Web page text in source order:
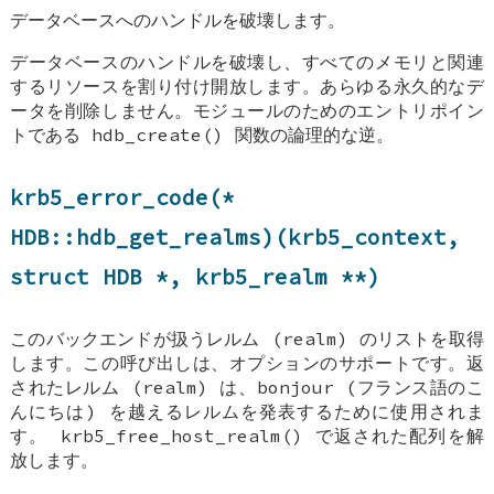
データベースへのハンドルを破壊します。
データベースのハンドルを破壊し、すべてのメモリと関連
するリソースを割り付け開放します。あらゆる永久的なデ
ータを削除しません。モジュールのためのエントリポイン
トである hdb_create() 関数の論理的な逆。
krb5_error_code(*
HDB::hdb_get_realms)(krb5_context,
struct HDB *, krb5_realm **)
このバックエンドが扱うレルム (realm) のリストを取得
します。この呼び出しは、オプションのサポートです。返
されたレルム (realm) は、bonjour (フランス語のこ
んにちは) を越えるレルムを発表するために使用されま
す。 krb5_free_host_realm() で返された配列を解
放します。